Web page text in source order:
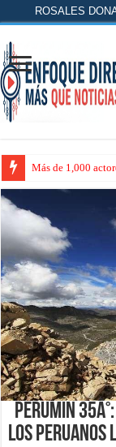
ROSALES
Más de 1,000
Perumin
los peruanos